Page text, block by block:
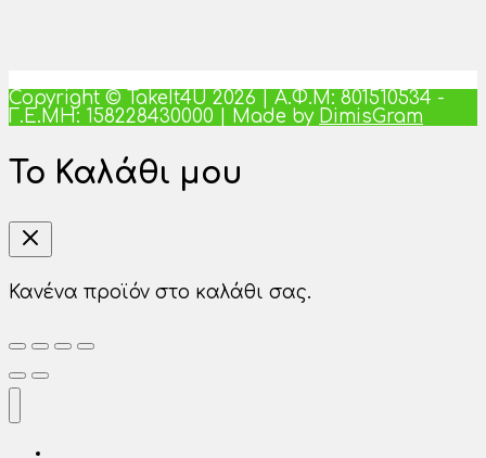
Copyright © TakeIt4U 2026 | Α.Φ.Μ: 801510534 -
Γ.Ε.ΜΗ: 158228430000 | Made by DimisGram
Το Καλάθι μου
Κανένα προϊόν στο καλάθι σας.